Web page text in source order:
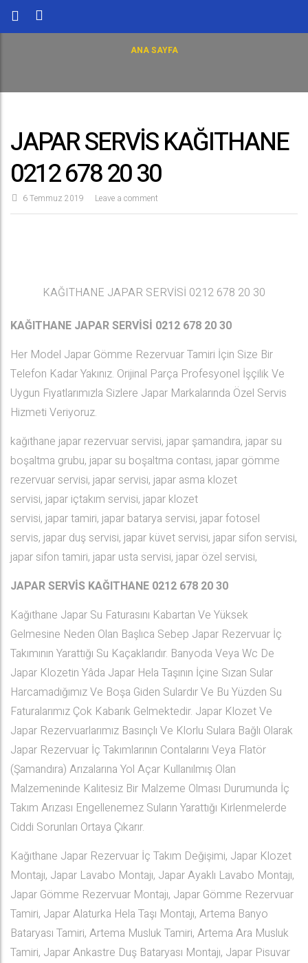
ANA SAYFA
JAPAR SERVİS KAĞITHANE
0212 678 20 30
6 Temmuz 2019 Leave a comment
KAĞITHANE JAPAR SERVİSİ 0212 678 20 30
KAĞITHANE JAPAR SERVİSİ 0212 678 20 30
Her Model Japar Gömme Rezervuar Tamiri İçin Size Bir
Telefon Kadar Yakınız. Orijinal Parça Profesyonel İşçilik Ve
Uygun Fiyatlarımızla Sizlere Japar Markalarında Özel Servis
Hizmeti Veriyoruz.
kağıthane japar rezervuar servisi, japar şamandıra, japar su
boşaltma grubu, japar su boşaltma contası, japar gömme
rezervuar servisi, japar servisi, japar asma klozet
servisi, japar içtakım servisi, japar klozet
servisi, japar tamiri, japar batarya servisi, japar fotosel
servis, japar duş servisi, japar küvet servisi, japar sifon servisi,
japar sifon tamiri, japar usta servisi, japar özel servisi,
JAPAR SERVİS KAĞITHANE 0212 678 20 30
Kağıthane Japar Su Faturasını Kabartan Ve Yüksek
Gelmesine Neden Olan Başlıca Sebep Japar Rezervuar İç
Takımının Yarattığı Su Kaçaklarıdır. Banyoda Veya Wc De
Japar Klozetin Yâda Japar Hela Taşının İçine Sızan Sular
Harcamadığımız Ve Boşa Giden Sulardır Ve Bu Yüzden Su
Faturalarımız Çok Kabarık Gelmektedir. Japar Klozet Ve
Japar Rezervuarlarımız Basınçlı Ve Klorlu Sulara Bağlı Olarak
Japar Rezervuar İç Takımlarının Contalarını Veya Flatör
(Şamandıra) Arızalarına Yol Açar Kullanılmış Olan
Malzemeninde Kalitesiz Bir Malzeme Olması Durumunda İç
Takım Arızası Engellenemez Suların Yarattığı Kirlenmelerde
Ciddi Sorunları Ortaya Çıkarır.
Kağıthane Japar Rezervuar İç Takım Değişimi, Japar Klozet
Montajı, Japar Lavabo Montajı, Japar Ayaklı Lavabo Montajı,
Japar Gömme Rezervuar Montajı, Japar Gömme Rezervuar
Tamiri, Japar Alaturka Hela Taşı Montajı, Artema Banyo
Bataryası Tamiri, Artema Musluk Tamiri, Artema Ara Musluk
Tamiri, Japar Ankastre Duş Bataryası Montajı, Japar Pisuvar